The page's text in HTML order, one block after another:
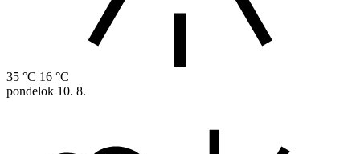
35 °C 16 °C
pondelok 10. 8.